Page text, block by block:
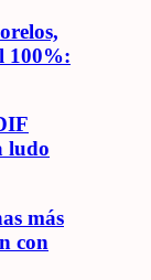
100%:
ludo
más
con